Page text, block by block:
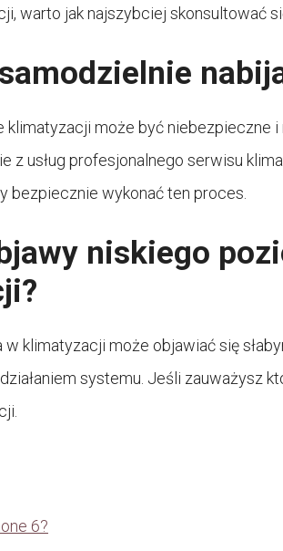
warto jak najszybciej skonsultować
klimatyzacji może być niebezpieczne
z usług profesjonalnego serwisu
bezpiecznie wykonać ten proces.
niskiego
klimatyzacji może objawiać się
systemu. Jeśli zauważysz
6?